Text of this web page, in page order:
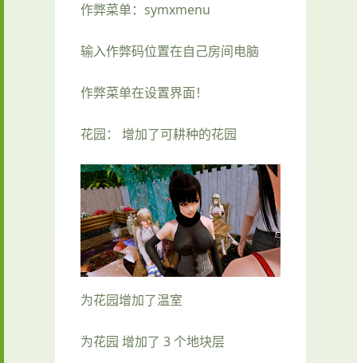
作弊菜单：symxmenu
输入作弊码位置在自己房间电脑
作弊菜单在设置界面！
花园： 增加了可耕种的花园
为花园增加了温室
为花园 增加了 3 个地块层